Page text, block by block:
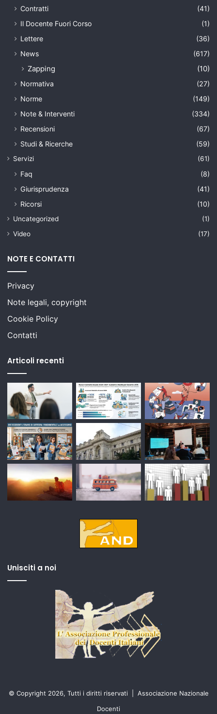
Contratti
(41)
Il Docente Fuori Corso
(1)
Lettere
(36)
News
(617)
Zapping (10)
Normativa
(27)
Norme
(149)
Note & Interventi
(334)
Recensioni
(67)
Studi & Ricerche
(59)
Servizi (61)
Faq
(8)
Giurisprudenza
(41)
Ricorsi
(10)
Uncategorized
(1)
Video
(17)
NOTE E CONTATTI
Privacy
Note legali, copyright
Cookie Policy
Contatti
Articoli recenti
Unisciti a noi
© Copyright 2026, Tutti i diritti riservati | Associazione Nazionale
Docenti